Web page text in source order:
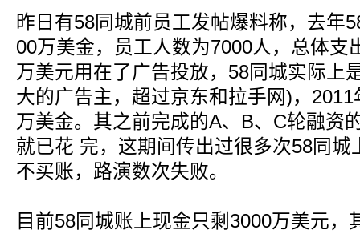
昨日有58同城前员工发帖爆料称，去年
00万美金，员工人数为7000人，总体支
万美元用在了广告投放，58同城实际上
大的广告主，超过京东和拉手网)，
万美金。其之前完成的A、B、C轮融资
就已花 完，这期间传出过很多次58同城
不买账，路演数次失败。
目前58同城账上现金只剩3000万美元，